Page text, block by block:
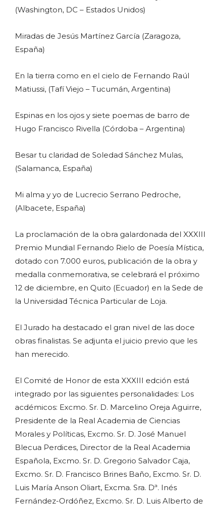
(Washington, DC – Estados Unidos)
Miradas de Jesús Martínez García (Zaragoza,
España)
En la tierra como en el cielo de Fernando Raúl
Matiussi, (Tafí Viejo – Tucumán, Argentina)
Espinas en los ojos y siete poemas de barro de
Hugo Francisco Rivella (Córdoba – Argentina)
Besar tu claridad de Soledad Sánchez Mulas,
(Salamanca, España)
Mi alma y yo de Lucrecio Serrano Pedroche,
(Albacete, España)
La proclamación de la obra galardonada del XXXIII
Premio Mundial Fernando Rielo de Poesía Mística,
dotado con 7.000 euros, publicación de la obra y
medalla conmemorativa, se celebrará el próximo
12 de diciembre, en Quito (Ecuador) en la Sede de
la Universidad Técnica Particular de Loja.
El Jurado ha destacado el gran nivel de las doce
obras finalistas. Se adjunta el juicio previo que les
han merecido.
El Comité de Honor de esta XXXIII edción está
integrado por las siguientes personalidades: Los
acdémicos: Excmo. Sr. D. Marcelino Oreja Aguirre,
Presidente de la Real Academia de Ciencias
Morales y Políticas, Excmo. Sr. D. José Manuel
Blecua Perdices, Director de la Real Academia
Española, Excmo. Sr. D. Gregorio Salvador Caja,
Excmo. Sr. D. Francisco Brines Baño, Excmo. Sr. D.
Luis María Anson Oliart, Excma. Sra. Dª. Inés
Fernández-Ordóñez, Excmo. Sr. D. Luis Alberto de